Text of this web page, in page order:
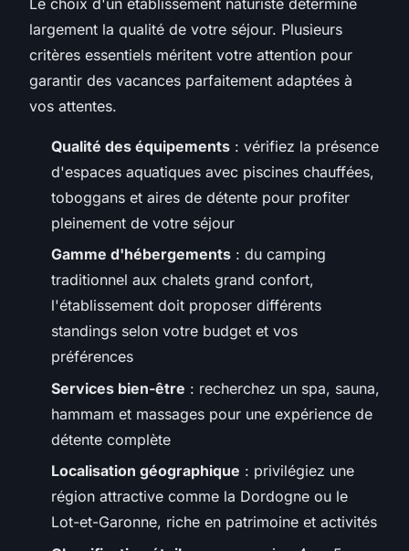
largement la qualité de votre séjour. Plusieurs
critères essentiels méritent votre attention pour
garantir des vacances parfaitement adaptées à
vos attentes.
Qualité des équipements : vérifiez la présence
d'espaces aquatiques avec piscines chauffées,
toboggans et aires de détente pour profiter
pleinement de votre séjour
Gamme d'hébergements : du camping
traditionnel aux chalets grand confort,
l'établissement doit proposer différents
standings selon votre budget et vos
préférences
Services bien-être : recherchez un spa, sauna,
hammam et massages pour une expérience de
détente complète
Localisation géographique : privilégiez une
région attractive comme la Dordogne ou le
Lot-et-Garonne, riche en patrimoine et activités